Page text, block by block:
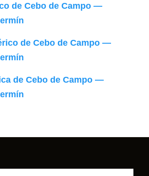
de Cebo de Campo —
de Cebo de Campo —
de Cebo de Campo —